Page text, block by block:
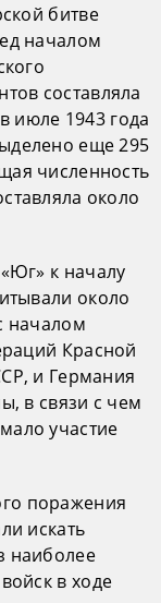
битве
началом
составляла
июле 1943 года
еще 295
численность
около
к началу
около
началом
Красной
и Германия
в связи с чем
участие
поражения
искать
наиболее
в ходе